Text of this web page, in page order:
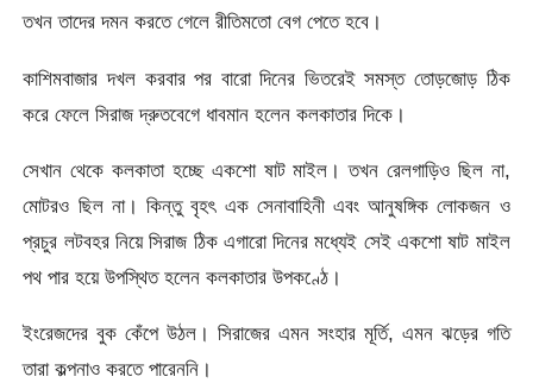
তখন তাদের দমন করতে গেলে রীতিমতো বেগ পেতে হবে।
কাশিমবাজার দখল করবার পর বারো দিনের ভিতরেই সমস্ত তোড়জোড় ঠিক
করে ফেলে সিরাজ দ্রুতবেগে ধাবমান হলেন কলকাতার দিকে।
সেখান থেকে কলকাতা হচ্ছে একশো ষাট মাইল। তখন রেলগাড়িও ছিল না,
মোটরও ছিল না। কিন্তু বৃহৎ এক সেনাবাহিনী এবং আনুষঙ্গিক লোকজন ও
প্রচুর লটবহর নিয়ে সিরাজ ঠিক এগারো দিনের মধ্যেই সেই একশো ষাট মাইল
পথ পার হয়ে উপস্থিত হলেন কলকাতার উপকণ্ঠে।
ইংরেজদের বুক কেঁপে উঠল। সিরাজের এমন সংহার মূর্তি, এমন ঝড়ের গতি
তারা কল্পনাও করতে পারেননি।